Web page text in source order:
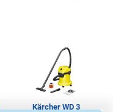
Kärcher WD 3